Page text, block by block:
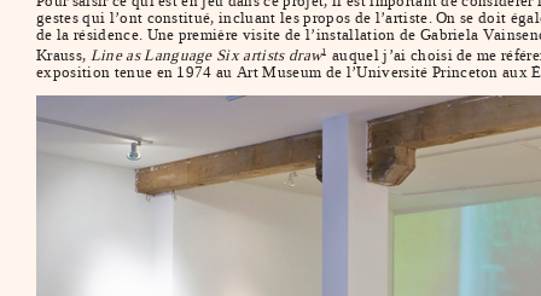
gestes qui l’ont constitué, incluant les propos de l’artiste. On se doit
de la résidence. Une première visite de l’installation de Gabriela
Krauss, Line as Language Six artists draw1
auquel j’ai choisi de me
exposition tenue en 1974 au Art Museum de l’Université Princeton aux